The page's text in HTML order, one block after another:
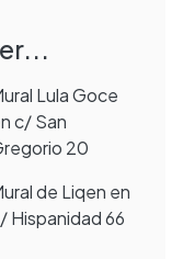
Lula Goce
c/ San
20
de Liqen en
Hispanidad 66